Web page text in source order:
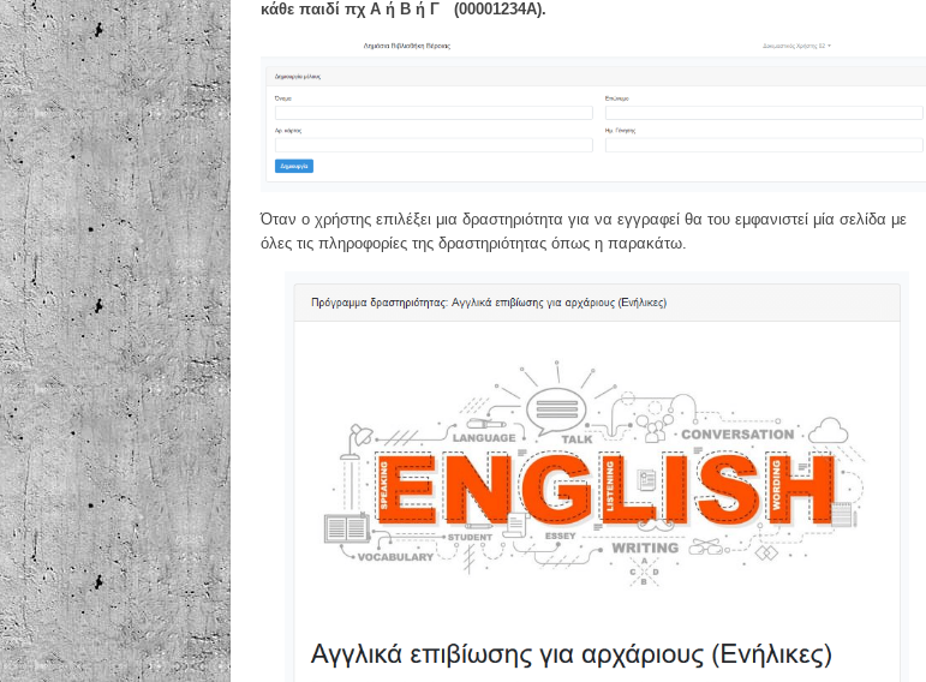
κάθε παιδί πχ Α ή Β ή Γ (00001234Α).
Όταν ο χρήστης επιλέξει μια δραστηριότητα για να εγγραφεί θα του εμφανιστεί μία σελίδα με
όλες τις πληροφορίες της δραστηριότητας όπως η παρακάτω.